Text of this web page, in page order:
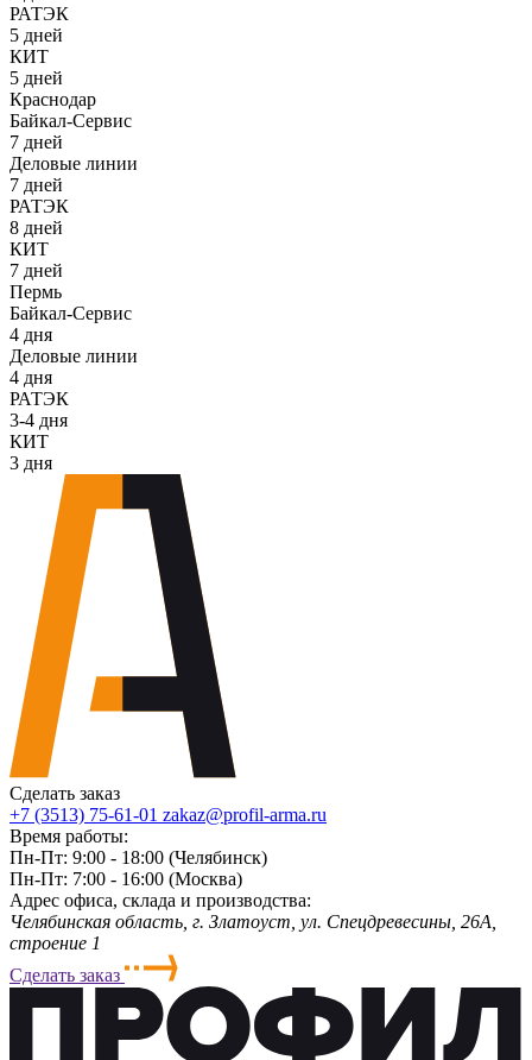
РАТЭК
5 дней
КИТ
5 дней
Краснодар
Байкал-Сервис
7 дней
Деловые линии
7 дней
РАТЭК
8 дней
КИТ
7 дней
Пермь
Байкал-Сервис
4 дня
Деловые линии
4 дня
РАТЭК
3-4 дня
КИТ
3 дня
Сделать заказ
+7 (3513) 75-61-01 zakaz@profil-arma.ru
Время работы:
Пн-Пт: 9:00 - 18:00 (Челябинск)
Пн-Пт: 7:00 - 16:00 (Москва)
Адрес офиса, склада и производства:
Челябинская область, г. Злaтoycт, ул. Спецдревесины, 26А,
строение 1
Сделать заказ